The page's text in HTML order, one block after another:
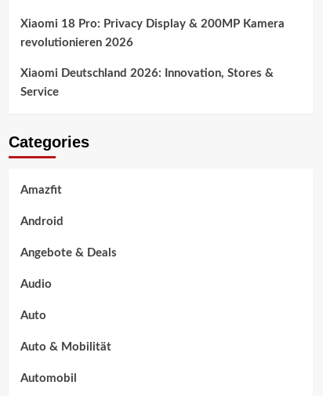
Xiaomi 18 Pro: Privacy Display & 200MP Kamera
revolutionieren 2026
Xiaomi Deutschland 2026: Innovation, Stores &
Service
Categories
Amazfit
Android
Angebote & Deals
Audio
Auto
Auto & Mobilität
Automobil